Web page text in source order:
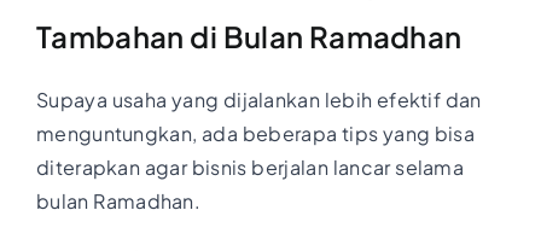
Tambahan di Bulan Ramadhan
Supaya usaha yang dijalankan lebih efektif dan
menguntungkan, ada beberapa tips yang bisa
diterapkan agar bisnis berjalan lancar selama
bulan Ramadhan.